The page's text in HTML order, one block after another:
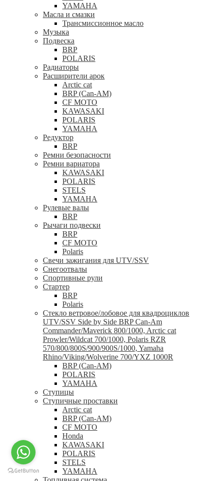
YAMAHA
Масла и смазки
Трансмиссионное масло
Музыка
Подвеска
BRP
POLARIS
Радиаторы
Расширители арок
Arctic cat
BRP (Can-AM)
CF MOTO
KAWASAKI
POLARIS
YAMAHA
Редуктор
BRP
Ремни безопасности
Ремни вариатора
KAWASAKI
POLARIS
STELS
YAMAHA
Рулевые валы
BRP
Рычаги подвески
BRP
CF MOTO
Polaris
Свечи зажигания для UTV/SSV
Снегоотвалы
Спортивные рули
Стартер
BRP
Polaris
Стекло ветровое/лобовое для квадроциклов
UTV/SSV Side by Side BRP Can-Am
Commander/Maverick 800/1000, Arctic cat
Prowler/Wildcat 700/1000, Polaris RZR
570/800/800S/900/900S/1000, Yamaha
Rhino/Viking/Wolverine 700/YXZ 1000R
BRP (Can-AM)
POLARIS
YAMAHA
Ступицы
Ступичные проставки
Arctic cat
BRP (Can-AM)
CF MOTO
Honda
KAWASAKI
POLARIS
STELS
YAMAHA